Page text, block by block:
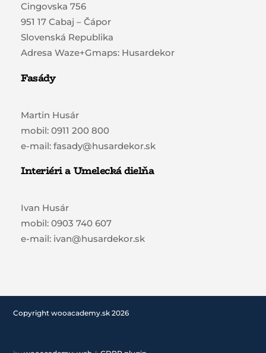
Cingovska 756
951 17 Cabaj – Čápor
Slovenská Republika
Adresa Waze+Gmaps: Husardekor
Fasády
Martin Husár
mobil: 0911 200 800
e-mail: fasady@husardekor.sk
Interiéri a Umelecká dielňa
Ivan Husár
mobil: 0903 740 607
e-mail: ivan@husardekor.sk
Copyright wooacademy.sk 2026